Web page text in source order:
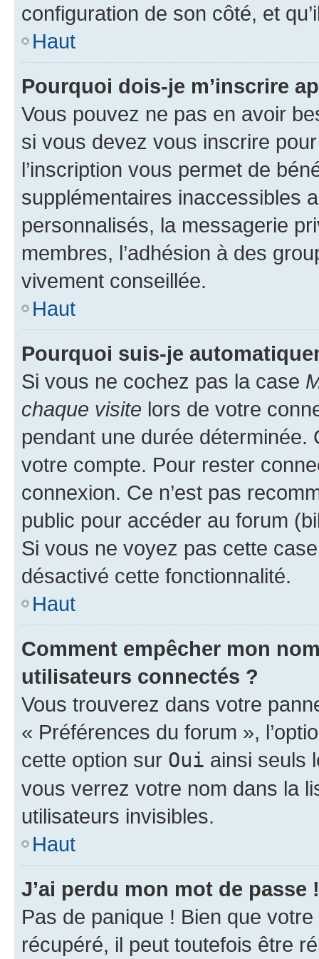
configuration de son côté, et
Haut
Pourquoi dois-je m’inscrire
Vous pouvez ne pas en avoir
si vous devez vous inscrire
l’inscription vous permet de
supplémentaires inaccessibles
personnalisés, la messagerie
membres, l’adhésion à des
vivement conseillée.
Haut
Pourquoi suis-je
Si vous ne cochez pas la case
chaque visite lors de votre
pendant une durée déterminée.
votre compte. Pour rester
connexion. Ce n’est pas
public pour accéder au forum
Si vous ne voyez pas cette
désactivé cette fonctionnalité.
Haut
Comment empêcher mon
utilisateurs connectés ?
Vous trouverez dans votre
« Préférences du forum »,
cette option sur Oui ainsi seuls
vous verrez votre nom dans la
utilisateurs invisibles.
Haut
J’ai perdu mon mot de passe !
Pas de panique ! Bien que
récupéré, il peut toutefois être